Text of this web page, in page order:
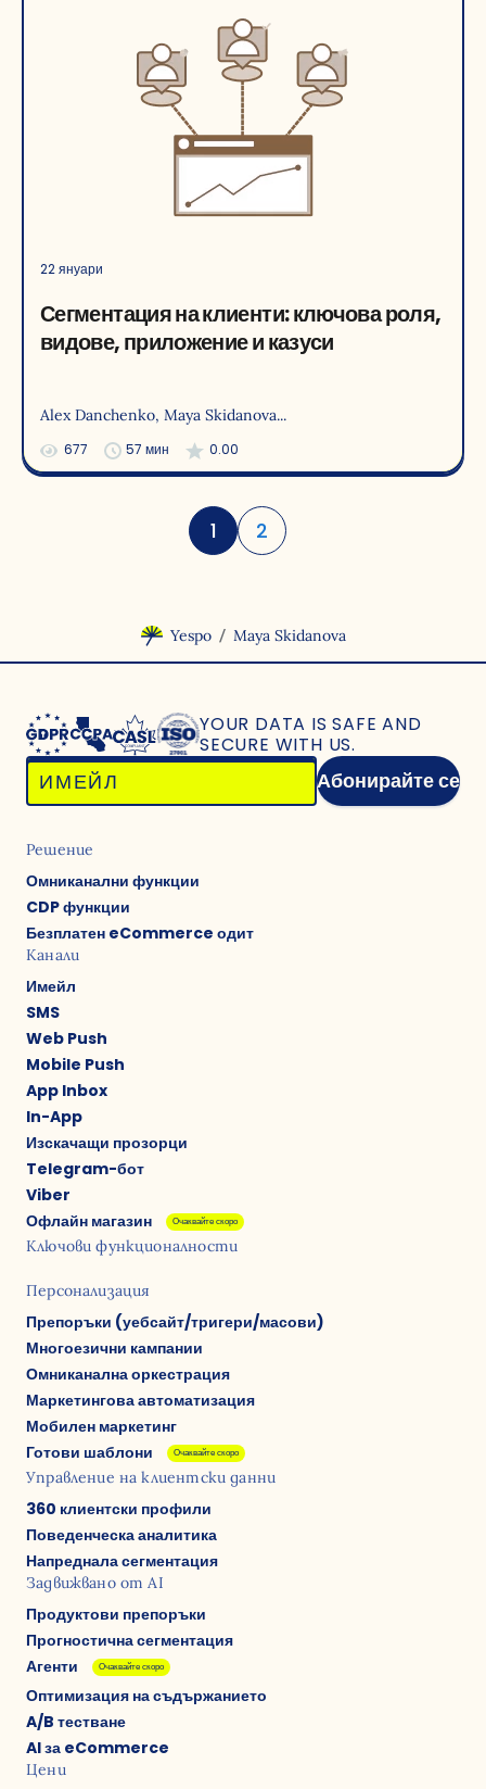
22 януари
Сегментация на клиенти: ключова роля,
видове, приложение и казуси
Alex Danchenko, Maya Skidanova...
677 57 мин 0.00
1 2
Yespo / Maya Skidanova
YOUR DATA IS SAFE AND
SECURE WITH US.
Абонирайте се
Решение
Омниканални функции
CDP функции
Безплатен eCommerce одит
Канали
Имейл
SMS
Web Push
Mobile Push
App Inbox
In-App
Изскачащи прозорци
Telegram-бот
Viber
Офлайн магазин
Очаквайте скоро
Ключови функционалности
Персонализация
Препоръки (уебсайт/тригери/масови)
Многоезични кампании
Омниканална оркестрация
Маркетингова автоматизация
Мобилен маркетинг
Готови шаблони
Очаквайте скоро
Управление на клиентски данни
360 клиентски профили
Поведенческа аналитика
Напреднала сегментация
Задвижвано от AI
Продуктови препоръки
Прогностична сегментация
Агенти
Очаквайте скоро
Оптимизация на съдържанието
A/B тестване
AI за eCommerce
Цени